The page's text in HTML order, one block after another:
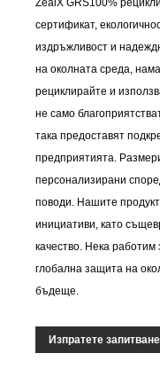
ZealX GRS100%
сертификат,
издръжливост и
на околната среда,
рециклирайте и
не само
така предоставят
предприятията.
персонализирани
поводи. Нашите
инициативи, като
качество. Нека
глобална защита на
бъдеще.
Изпратете запитване